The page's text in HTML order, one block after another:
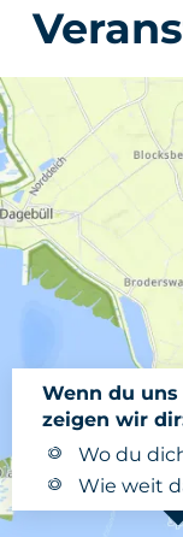
Wenn du
zeigen wir
Wo du
Wie weit